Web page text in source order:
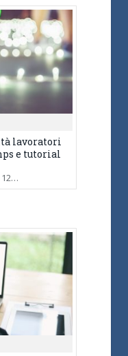
lavoratori
e tutorial
12…